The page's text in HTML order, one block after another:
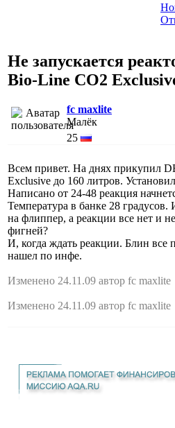
Не запускается
Bio-Line CO2
fc maxlite
Малёк
25
Всем привет. На днях прикупил
Exclusive до 160 литров.
Написано от 24-48 реакция
Температура в банке 28
на флиппер, а реакции все нет и
фигней?
И, когда ждать реакции. Блин все
нашел по инфе.
Изменено 24.11.09 автор fc maxlite
Изменено 24.11.09 автор fc maxlite